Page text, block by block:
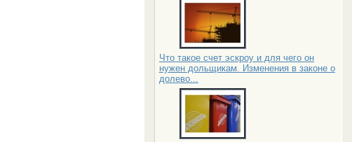
Что такое счет эскроу и для чего он
нужен дольщикам. Изменения в законе о
долево...